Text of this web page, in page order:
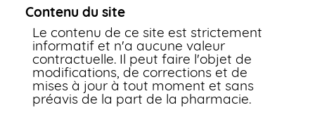
Contenu du site
Le contenu de ce site est strictement
informatif et n'a aucune valeur
contractuelle. Il peut faire l'objet de
modifications, de corrections et de
mises à jour à tout moment et sans
préavis de la part de la pharmacie.